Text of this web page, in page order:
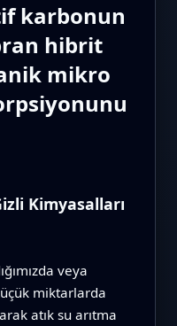
karbonun
hibrit
mikro
Kimyasalları
veya
miktarlarda
atık su arıtma